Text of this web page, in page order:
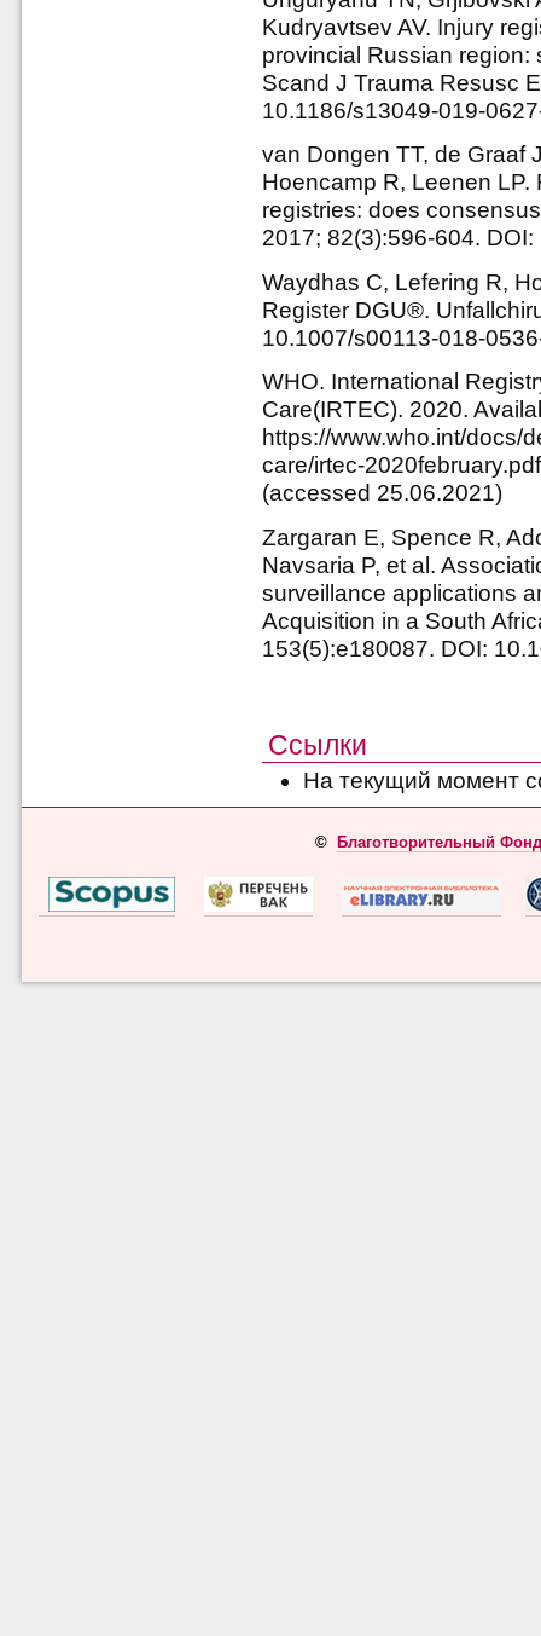
Kudryavtsev AV. Injury
provincial Russian region:
Scand J Trauma Resusc
10.1186/s13049-019-
van Dongen TT, de Graaf
Hoencamp R, Leenen LP.
registries: does
2017; 82(3):596-604.
Waydhas C, Lefering R,
Register DGU®.
10.1007/s00113-018-
WHO. International
Care(IRTEC). 2020.
https://www.who.int/docs/
care/irtec-
(accessed 25.06.2021)
Zargaran E, Spence R,
Navsaria P, et al.
surveillance applications
Acquisition in a South
153(5):e180087. DOI:
Ссылки
На текущий момент
© Благотворительный